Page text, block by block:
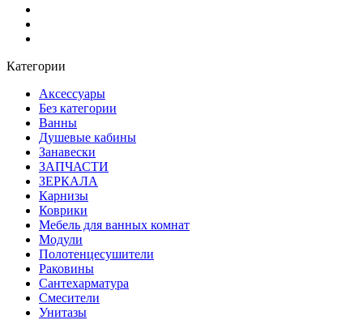
Категории
Аксессуары
Без категории
Ванны
Душевые кабины
Занавески
ЗАПЧАСТИ
ЗЕРКАЛА
Карнизы
Коврики
Мебель для ванных комнат
Модули
Полотенцесушители
Раковины
Сантехарматура
Смесители
Унитазы